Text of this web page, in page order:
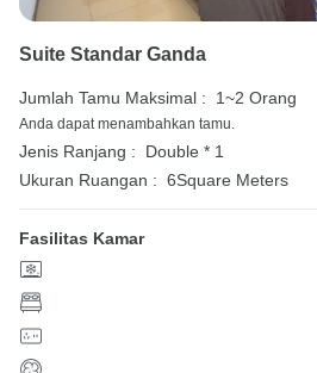
Suite Standar Ganda
Jumlah Tamu Maksimal : 1~2 Orang
Anda dapat menambahkan tamu.
Jenis Ranjang :
Double * 1
Ukuran Ruangan : 6Square Meters
Fasilitas Kamar